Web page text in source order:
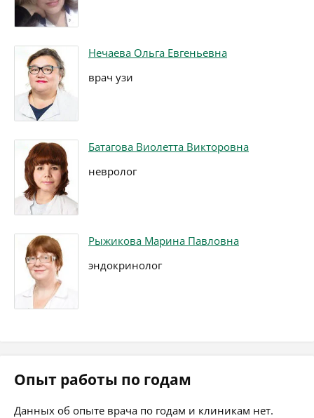
Нечаева Ольга Евгеньевна
врач узи
Батагова Виолетта Викторовна
невролог
Рыжикова Марина Павловна
эндокринолог
Опыт работы по годам
Данных об опыте врача по годам и клиникам нет.